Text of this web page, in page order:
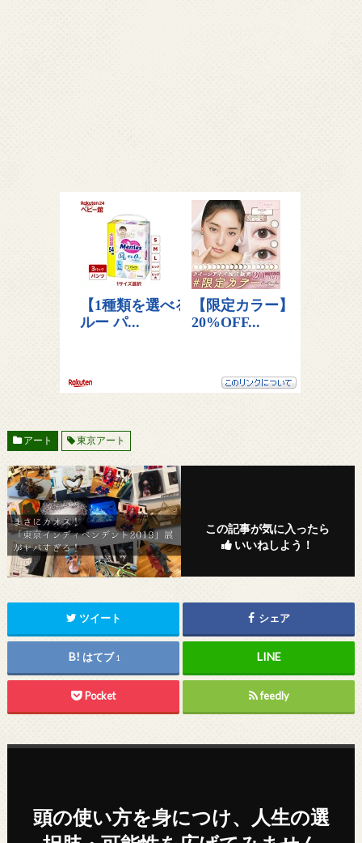
アート 東京アート
この記事が気に入ったら
いいねしよう！
ツイート シェア
はてブ 1
Pocket feedly
頭の使い方を身につけ、人生の選